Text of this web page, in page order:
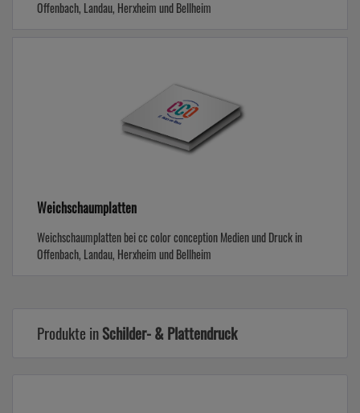
Offenbach, Landau, Herxheim und Bellheim
Weichschaumplatten
Weichschaumplatten bei cc color conception Medien und Druck in
Offenbach, Landau, Herxheim und Bellheim
Produkte inSchilder- & Plattendruck